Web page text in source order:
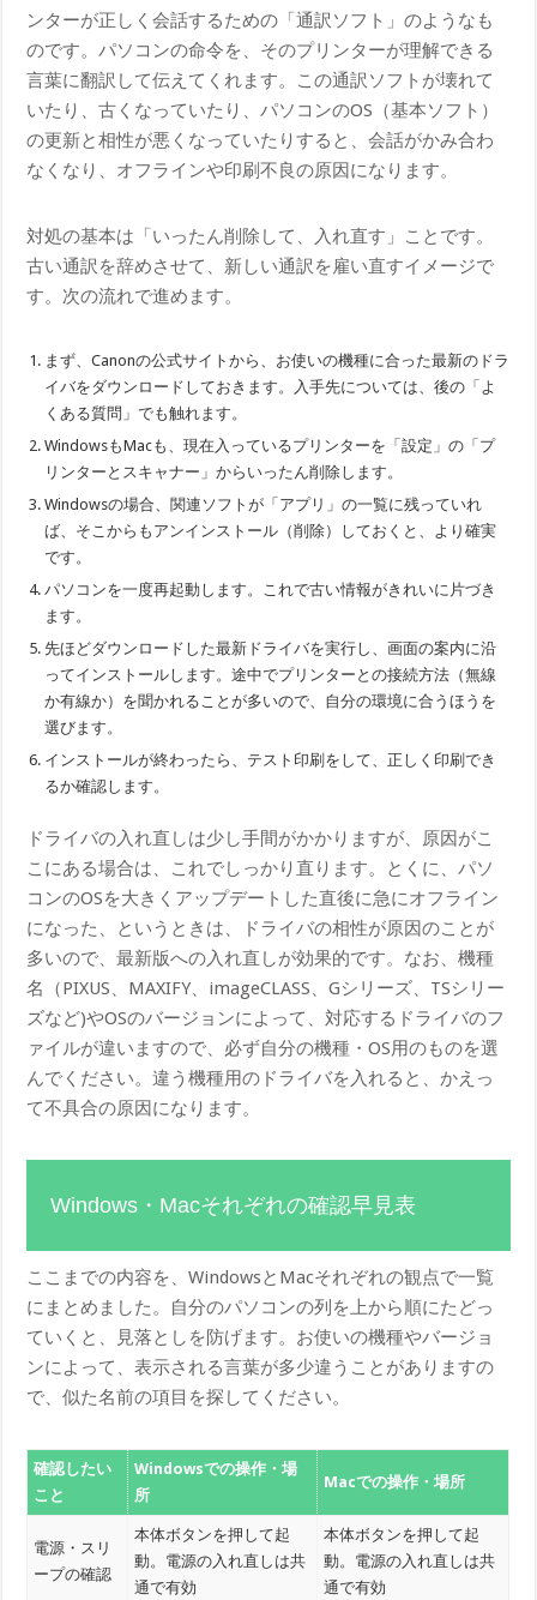
ンターが正しく会話するための「通訳ソフト」のようなも
のです。パソコンの命令を、そのプリンターが理解できる
言葉に翻訳して伝えてくれます。この通訳ソフトが壊れて
いたり、古くなっていたり、パソコンのOS（基本ソフト）
の更新と相性が悪くなっていたりすると、会話がかみ合わ
なくなり、オフラインや印刷不良の原因になります。
対処の基本は「いったん削除して、入れ直す」ことです。
古い通訳を辞めさせて、新しい通訳を雇い直すイメージで
す。次の流れで進めます。
まず、Canonの公式サイトから、お使いの機種に合った最新のドラ
イバをダウンロードしておきます。入手先については、後の「よ
くある質問」でも触れます。
WindowsもMacも、現在入っているプリンターを「設定」の「プ
リンターとスキャナー」からいったん削除します。
Windowsの場合、関連ソフトが「アプリ」の一覧に残っていれ
ば、そこからもアンインストール（削除）しておくと、より確実
です。
パソコンを一度再起動します。これで古い情報がきれいに片づき
ます。
先ほどダウンロードした最新ドライバを実行し、画面の案内に沿
ってインストールします。途中でプリンターとの接続方法（無線
か有線か）を聞かれることが多いので、自分の環境に合うほうを
選びます。
インストールが終わったら、テスト印刷をして、正しく印刷でき
るか確認します。
ドライバの入れ直しは少し手間がかかりますが、原因がこ
こにある場合は、これでしっかり直ります。とくに、パソ
コンのOSを大きくアップデートした直後に急にオフライン
になった、というときは、ドライバの相性が原因のことが
多いので、最新版への入れ直しが効果的です。なお、機種
名（PIXUS、MAXIFY、imageCLASS、Gシリーズ、TSシリー
ズなど)やOSのバージョンによって、対応するドライバのフ
ァイルが違いますので、必ず自分の機種・OS用のものを選
んでください。違う機種用のドライバを入れると、かえっ
て不具合の原因になります。
Windows・Macそれぞれの確認早見表
ここまでの内容を、WindowsとMacそれぞれの観点で一覧
にまとめました。自分のパソコンの列を上から順にたどっ
ていくと、見落としを防げます。お使いの機種やバージョ
ンによって、表示される言葉が多少違うことがありますの
で、似た名前の項目を探してください。
確認したい
こと
Windowsでの操作・場
所
Macでの操作・場所
電源・スリ
ープの確認
本体ボタンを押して起
動。電源の入れ直しは共
通で有効
本体ボタンを押して起
動。電源の入れ直しは共
通で有効